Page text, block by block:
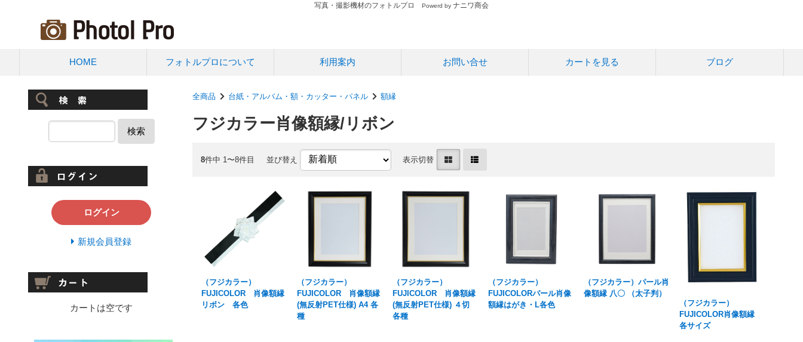
写真・撮影機材のフォトルプロ Powerd by ナニワ商会
HOME フォトルプロについて 利用案内 お問い合せ カートを見る ブログ
全商品 台紙・アルバム・額・カッター・パネル 額縁
フジカラー肖像額縁/リボン
8件中 1〜8件目 並び替え 表示切替
（フジカラー）
FUJICOLOR 肖像額縁
リボン 各色
（フジカラー）
FUJICOLOR 肖像額縁
(無反射PET仕様) A4 各
種
（フジカラー）
FUJICOLOR 肖像額縁
(無反射PET仕様) ４切
各種
（フジカラー）
FUJICOLORパール肖像
額縁はがき・L各色
（フジカラー）パール肖
像額縁 八〇 （太子判）
（フジカラー）
FUJICOLOR肖像額縁
各サイズ
検索
ログイン
新規会員登録
カートは空です